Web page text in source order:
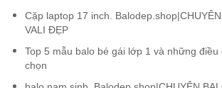
Cặp laptop 17 inch.
VALI ĐẸP
Top 5 mẫu balo bé gái lớp 1 và những điều
chọn